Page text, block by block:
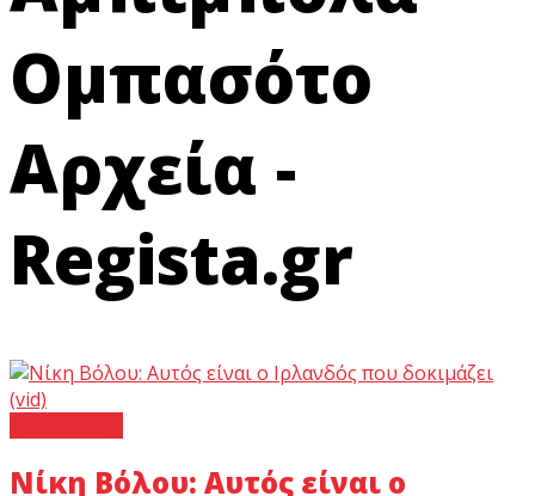
Ομπασότο
Αρχεία -
Regista.gr
Νίκη Βόλου: Αυτός είναι ο